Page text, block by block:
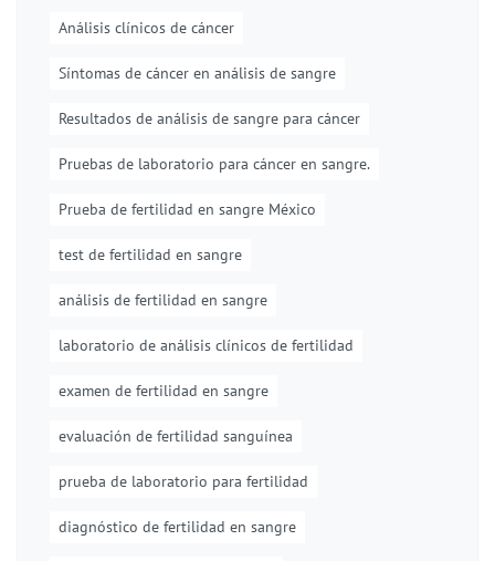
Análisis clínicos de cáncer
Síntomas de cáncer en análisis de sangre
Resultados de análisis de sangre para cáncer
Pruebas de laboratorio para cáncer en sangre.
Prueba de fertilidad en sangre México
test de fertilidad en sangre
análisis de fertilidad en sangre
laboratorio de análisis clínicos de fertilidad
examen de fertilidad en sangre
evaluación de fertilidad sanguínea
prueba de laboratorio para fertilidad
diagnóstico de fertilidad en sangre